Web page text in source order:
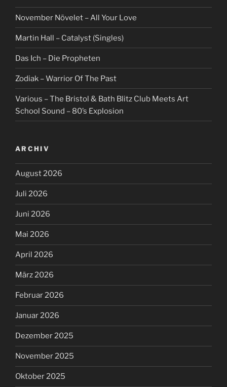
November Növelet – All Your Love
Martin Hall – Catalyst (Singles)
Das Ich – Die Propheten
Zodiak – Warrior Of The Past
Various – The Bristol & Bath Blitz Club Meets Art
School Sound – 80’s Explosion
ARCHIV
August 2026
Juli 2026
Juni 2026
Mai 2026
April 2026
März 2026
Februar 2026
Januar 2026
Dezember 2025
November 2025
Oktober 2025